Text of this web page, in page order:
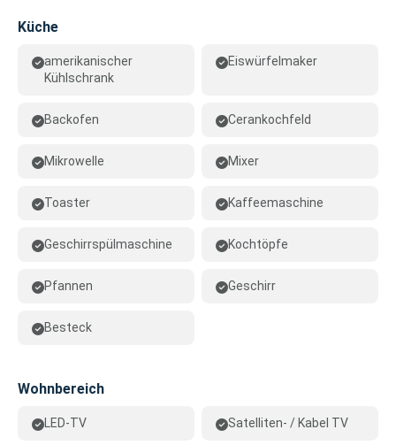
Küche
amerikanischer
Kühlschrank
Eiswürfelmaker
Backofen Cerankochfeld
Mikrowelle Mixer
Toaster Kaffeemaschine
Geschirrspülmaschine Kochtöpfe
Pfannen Geschirr
Besteck
Wohnbereich
LED-TV Satelliten- / Kabel TV